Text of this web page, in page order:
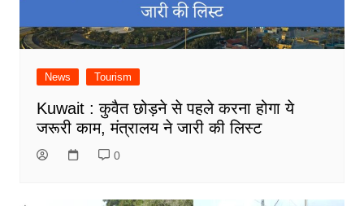
News Tourism
Kuwait : कुवैत छोड़ने से पहले करना होगा ये
जरूरी काम, मंत्रालय ने जारी की लिस्ट
0